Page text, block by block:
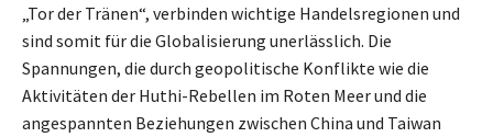
„Tor der Tränen“, verbinden wichtige Handelsregionen und
sind somit für die Globalisierung unerlässlich. Die
Spannungen, die durch geopolitische Konflikte wie die
Aktivitäten der Huthi-Rebellen im Roten Meer und die
angespannten Beziehungen zwischen China und Taiwan